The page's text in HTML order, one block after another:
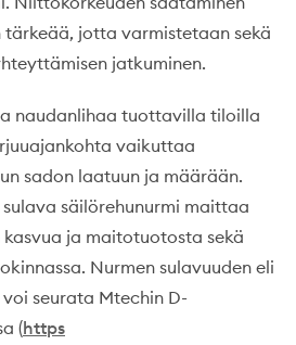
tärkeää, jotta varmistetaan sekä
jatkuminen.
naudanlihaa tuottavilla tiloilla
vaikuttaa
sadon laatuun ja määrään.
säilörehunurmi maittaa
ja maitotuotosta sekä
Nurmen sulavuuden eli
seurata Mtechin D-
(https